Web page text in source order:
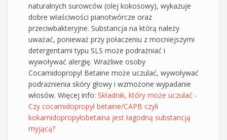
naturalnych surowców (olej kokosowy), wykazuje
dobre właściwości pianotwórcze oraz
przeciwbakteryjne. Substancja na którą należy
uważać, ponieważ przy połaczeniu z mocniejszymi
detergentami typu SLS może podrażniać i
wywoływać alergię. Wrażliwe osoby
Cocamidopropyl Betaine może uczulać, wywoływać
podrażnienia skóry głowy i wzmożone wypadanie
włosów. Więcej info: Składnik, który może uczulać -
Czy cocamidopropyl betaine/CAPB czyli
kokamidopropylobetaina jest łagodną substancją
myjącą?